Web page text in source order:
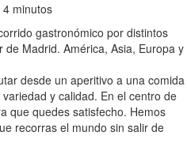
4 minutos
gastronómico por distintos
Madrid. América, Asia, Europa y
desde un aperitivo a una comida
y calidad. En el centro de
que quedes satisfecho. Hemos
recorras el mundo sin salir de